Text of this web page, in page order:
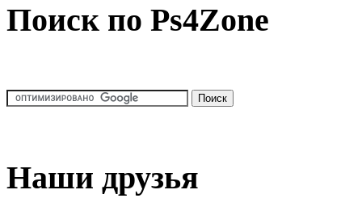
Поиск по Ps4Zone
Наши друзья